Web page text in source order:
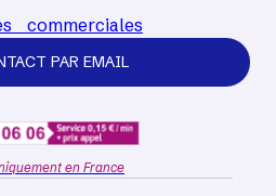
commerciales
PAR EMAIL
en France